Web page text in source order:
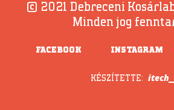
© 2021 Debreceni
Minden jog
FACEBOOK INSTAGRAM
KÉSZÍTETTE: itech___